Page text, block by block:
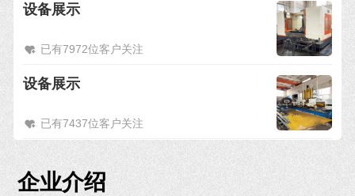
设备展示
已有7972位客户关注
设备展示
已有7437位客户关注
企业介绍